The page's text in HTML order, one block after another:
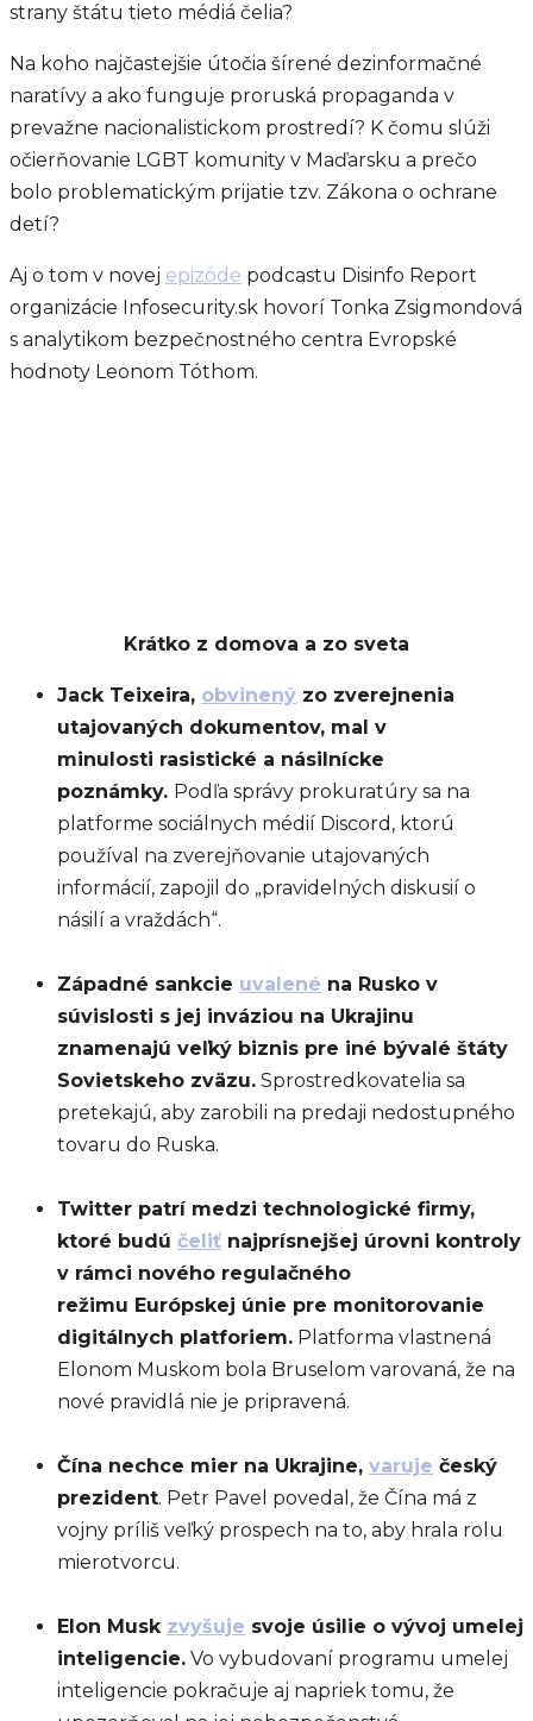
strany štátu tieto médiá čelia?
Na koho najčastejšie útočia šírené dezinformačné
naratívy a ako funguje proruská propaganda v
prevažne nacionalistickom prostredí? K čomu slúži
očierňovanie LGBT komunity v Maďarsku a prečo
bolo problematickým prijatie tzv. Zákona o ochrane
detí?
Aj o tom v novej epizóde podcastu Disinfo Report
organizácie Infosecurity.sk hovorí Tonka Zsigmondová
s analytikom bezpečnostného centra Evropské
hodnoty Leonom Tóthom.
Krátko z domova a zo sveta
Jack Teixeira, obvinený zo zverejnenia
utajovaných dokumentov, mal v
minulosti rasistické a násilnícke
poznámky. Podľa správy prokuratúry sa na
platforme sociálnych médií Discord, ktorú
používal na zverejňovanie utajovaných
informácií, zapojil do „pravidelných diskusií o
násilí a vraždách“.
Západné sankcie uvalené na Rusko v
súvislosti s jej inváziou na Ukrajinu
znamenajú veľký biznis pre iné bývalé štáty
Sovietskeho zväzu. Sprostredkovatelia sa
pretekajú, aby zarobili na predaji nedostupného
tovaru do Ruska.
Twitter patrí medzi technologické firmy,
ktoré budú čeliť najprísnejšej úrovni kontroly
v rámci nového regulačného
režimu Európskej únie pre monitorovanie
digitálnych platforiem. Platforma vlastnená
Elonom Muskom bola Bruselom varovaná, že na
nové pravidlá nie je pripravená.
Čína nechce mier na Ukrajine, varuje český
prezident. Petr Pavel povedal, že Čína má z
vojny príliš veľký prospech na to, aby hrala rolu
mierotvorcu.
Elon Musk zvyšuje svoje úsilie o vývoj umelej
inteligencie. Vo vybudovaní programu umelej
inteligencie pokračuje aj napriek tomu, že